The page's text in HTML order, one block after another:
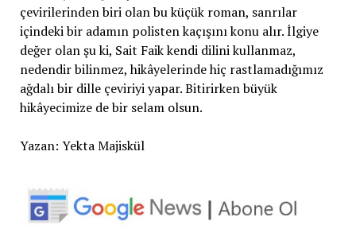
çevirilerinden biri olan bu küçük roman, sanrılar
içindeki bir adamın polisten kaçışını konu alır. İlgiye
değer olan şu ki, Sait Faik kendi dilini kullanmaz,
nedendir bilinmez, hikâyelerinde hiç rastlamadığımız
ağdalı bir dille çeviriyi yapar. Bitirirken büyük
hikâyecimize de bir selam olsun.
Yazan: Yekta Majiskül